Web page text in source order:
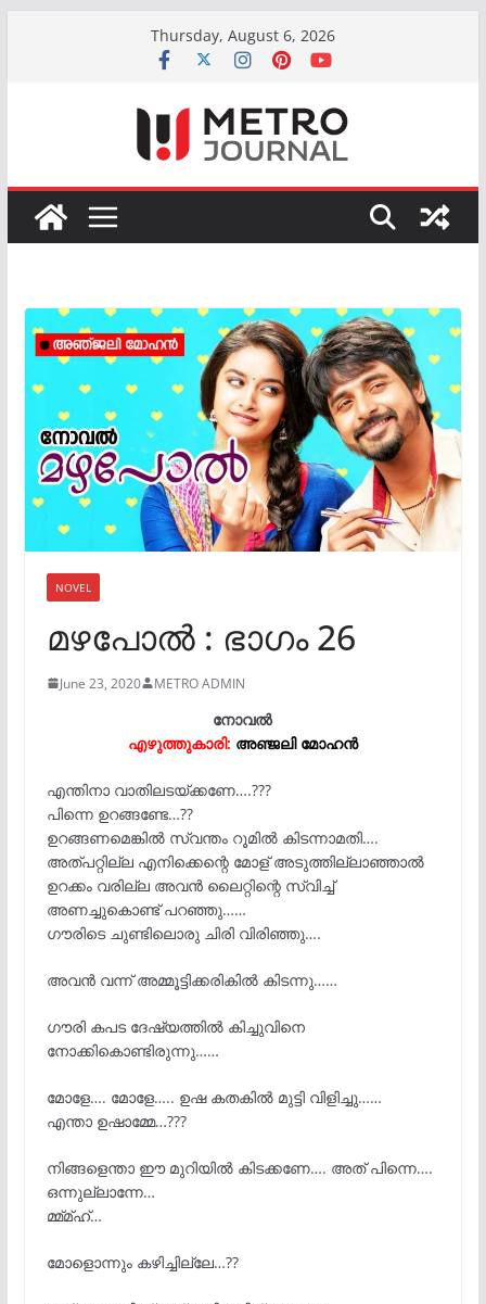
Thursday, August 6, 2026
NOVEL
മഴപോൽ : ഭാഗം 26
June 23, 2020 METRO ADMIN
നോവൽ
എഴുത്തുകാരി: അഞ്ജലി മോഹൻ
എന്തിനാ വാതിലടയ്ക്കണേ….???
പിന്നെ ഉറങ്ങണ്ടേ…??
ഉറങ്ങണമെങ്കിൽ സ്വന്തം റൂമിൽ കിടന്നാമതി….
അത്പറ്റില്ല എനിക്കെന്റെ മോള് അടുത്തില്ലാഞ്ഞാൽ
ഉറക്കം വരില്ല അവൻ ലൈറ്റിന്റെ സ്വിച്ച്
അണച്ചുകൊണ്ട് പറഞ്ഞു……
ഗൗരിടെ ചുണ്ടിലൊരു ചിരി വിരിഞ്ഞു….
അവൻ വന്ന് അമ്മൂട്ടിക്കരികിൽ കിടന്നു……
ഗൗരി കപട ദേഷ്യത്തിൽ കിച്ചുവിനെ
നോക്കികൊണ്ടിരുന്നു……
മോളേ…. മോളേ….. ഉഷ കതകിൽ മുട്ടി വിളിച്ചു……
എന്താ ഉഷാമ്മേ…???
നിങ്ങളെന്താ ഈ മുറിയിൽ കിടക്കണേ…. അത് പിന്നെ….
ഒന്നുല്ലാന്നേ…
മ്മ്മ്ഹ്…
മോളൊന്നും കഴിച്ചില്ലേ…??